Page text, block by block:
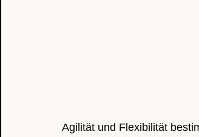
Agilität und Flexibilität